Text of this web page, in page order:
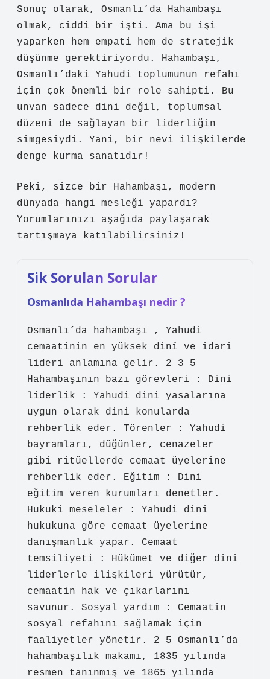
Sonuç olarak, Osmanlı’da Hahambaşı
olmak, ciddi bir işti. Ama bu işi
yaparken hem empati hem de stratejik
düşünme gerektiriyordu. Hahambaşı,
Osmanlı’daki Yahudi toplumunun refahı
için çok önemli bir role sahipti. Bu
unvan sadece dini değil, toplumsal
düzeni de sağlayan bir liderliğin
simgesiydi. Yani, bir nevi ilişkilerde
denge kurma sanatıdır!
Peki, sizce bir Hahambaşı, modern
dünyada hangi mesleği yapardı?
Yorumlarınızı aşağıda paylaşarak
tartışmaya katılabilirsiniz!
Sik Sorulan Sorular
Osmanlıda Hahambaşı nedir ?
Osmanlı’da hahambaşı , Yahudi
cemaatinin en yüksek dinî ve idari
lideri anlamına gelir. 2 3 5
Hahambaşının bazı görevleri : Dini
liderlik : Yahudi dini yasalarına
uygun olarak dini konularda
rehberlik eder. Törenler : Yahudi
bayramları, düğünler, cenazeler
gibi ritüellerde cemaat üyelerine
rehberlik eder. Eğitim : Dini
eğitim veren kurumları denetler.
Hukuki meseleler : Yahudi dini
hukukuna göre cemaat üyelerine
danışmanlık yapar. Cemaat
temsiliyeti : Hükümet ve diğer dini
liderlerle ilişkileri yürütür,
cemaatin hak ve çıkarlarını
savunur. Sosyal yardım : Cemaatin
sosyal refahını sağlamak için
faaliyetler yönetir. 2 5 Osmanlı’da
hahambaşılık makamı, 1835 yılında
resmen tanınmış ve 1865 yılında